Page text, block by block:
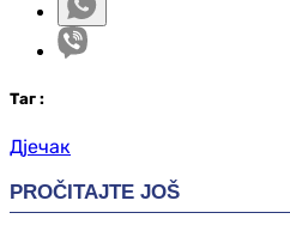
Таг :
Дјечак